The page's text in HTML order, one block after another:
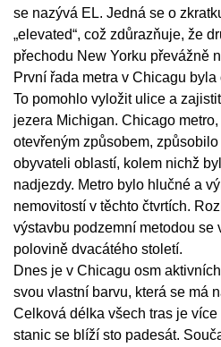
se nazývá EL. Jedná se o
„elevated“, což zdůrazňuje, že
přechodu New Yorku převážně
První řada metra v Chicagu
To pomohlo vyložit ulice a
jezera Michigan. Chicago
otevřeným způsobem,
obyvateli oblastí, kolem nichž
nadjezdy. Metro bylo hlučné a
nemovitostí v těchto čtvrtích.
výstavbu podzemní metodou se
polovině dvacátého století.
Dnes je v Chicagu osm
svou vlastní barvu, která se má
Celková délka všech tras je
stanic se blíží sto padesát.